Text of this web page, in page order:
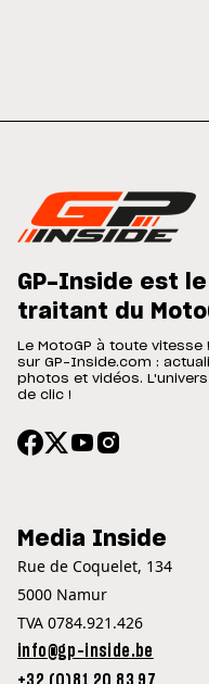
GP-Inside est
traitant du
Le MotoGP à toute
sur GP-Inside.com :
photos et vidéos.
de clic !
Media Inside
Rue de Coquelet, 134
5000 Namur
TVA 0784.921.426
info@gp-inside.be